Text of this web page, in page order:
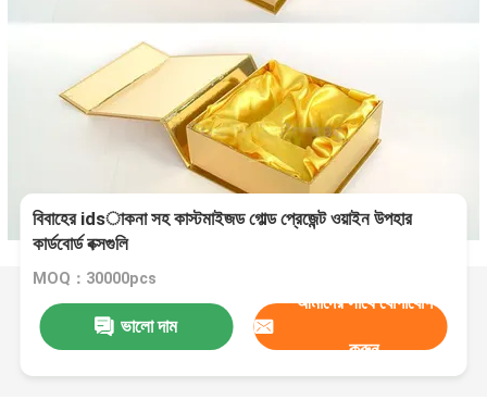
বিবাহের idsাকনা সহ কাস্টমাইজড গোল্ড প্রেজেন্ট ওয়াইন উপহার
কার্ডবোর্ড বক্সগুলি
MOQ：30000pcs
ভালো দাম
আমাদের সাথে যোগাযোগ
করুন